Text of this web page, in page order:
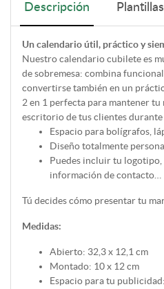
Descripción Plantillas
Un calendario útil, práctico y
Nuestro calendario cubilete es
de sobremesa: combina
convertirse también en un
2 en 1 perfecta para mantener tu
escritorio de tus clientes durante
Espacio para bolígrafos,
Diseño totalmente
Puedes incluir tu logotipo,
información de contacto…
Tú decides cómo presentar tu
Medidas:
Abierto: 32,3 x 12,1 cm
Montado: 10 x 12 cm
Espacio para tu